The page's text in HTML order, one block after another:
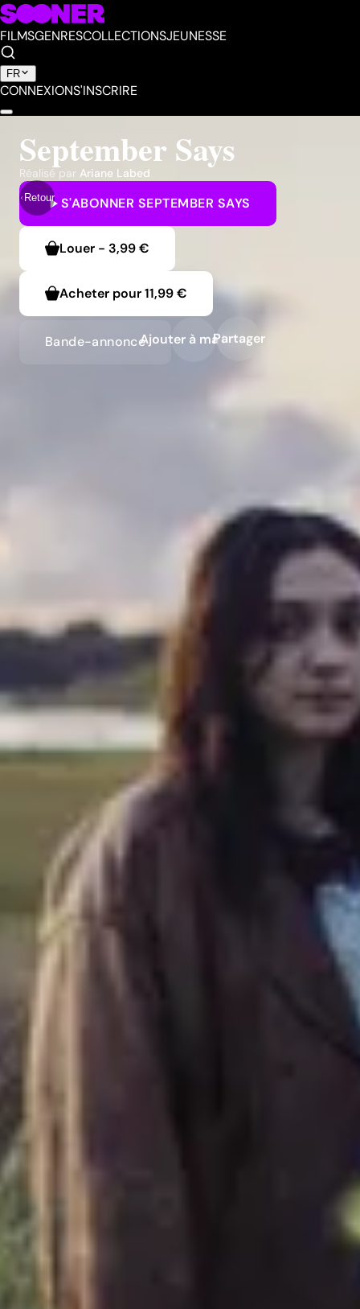
FILMSGENRESCOLLECTIONSJEUNESSE
FR
CONNEXIONS'INSCRIRE
Retour
September Says
Réalisé par Ariane Labed
S'ABONNER SEPTEMBER SAYS
Louer - 3,99 €
Acheter pour11,99 €
Bande-annonceAjouter à ma liste
Partager